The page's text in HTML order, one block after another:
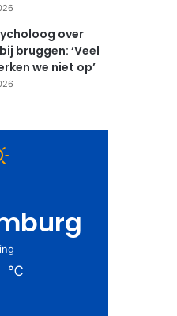
over
bruggen: ‘Veel
we niet op’
℃